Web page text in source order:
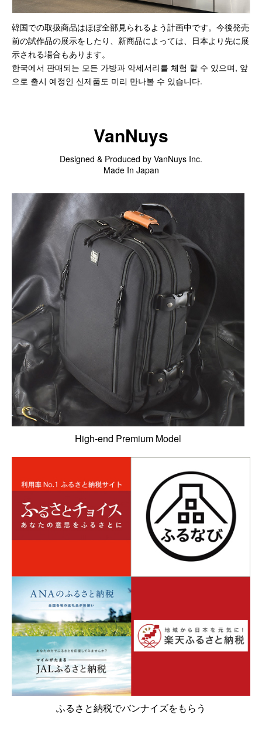
キーケース／キーホルダー
スマートキーケース
車／自転車／バイク
スマートフォンケース
iPhone15
XPERIA
PC／タブレットケース
iPad
MacBook
デジカメケース
SONY
Canon
Nikon
OLYMPUS
Panasonic
RICOH
Other
Case
電子タバコ／タバコケース
ポーチ
その他ケース
生産終了商品一覧
＜オーダーメイド生産可能＞
閉じる
韓国での取扱商品はほぼ全部見られるよう計画中です。今後発売
前の試作品の展示をしたり、新商品によっては、日本より先に展
示される場合もあります。
한국에서 판매되는 모든 가방과 악세서리를 체험 할 수 있으며, 앞
으로 출시 예정인 신제품도 미리 만나볼 수 있습니다.
VanNuys
Designed & Produced by VanNuys Inc.
Made In Japan
High-end Premium Model
ふるさと納税でバンナイズをもらう